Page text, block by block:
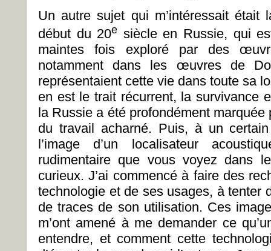
Un autre sujet qui m’intéressait était
début du 20e siècle en Russie, qui
maintes fois exploré par des
notamment dans les œuvres de
représentaient cette vie dans toute sa
en est le trait récurrent, la survivance
la Russie a été profondément
du travail acharné. Puis, à un
l’image d’un localisateur
rudimentaire que vous voyez dans
curieux. J’ai commencé à faire des
technologie et de ses usages, à tenter
de traces de son utilisation. Ces
m’ont amené à me demander ce
entendre, et comment cette